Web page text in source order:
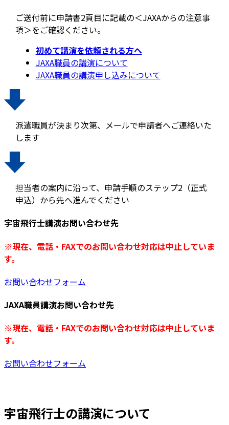
ご送付前に申請書2頁目に記載の＜JAXAからの注意事
項＞をご確認ください。
初めて講演を依頼される方へ
JAXA職員の講演について
JAXA職員の講演申し込みについて
派遣職員が決まり次第、メールで申請者へご連絡いた
します
担当者の案内に沿って、申請手順のステップ2（正式
申込）から先へ進んでください
宇宙飛行士講演お問い合わせ先
※現在、電話・FAXでのお問い合わせ対応は中止していま
す。
お問い合わせフォーム
JAXA職員講演お問い合わせ先
※現在、電話・FAXでのお問い合わせ対応は中止していま
す。
お問い合わせフォーム
宇宙飛行士の講演について